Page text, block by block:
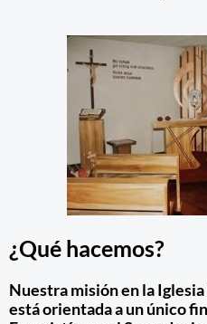
¿Qué hacemos?
Nuestra misión en la
está orientada a un único